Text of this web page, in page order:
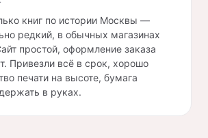
книг по истории Москвы —
редкий, в обычных магазинах
простой, оформление заказа
Привезли всё в срок, хорошо
печати на высоте, бумага
в руках.